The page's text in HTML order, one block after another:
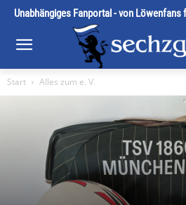
Unabhängiges Fanportal - von
Start Alles zum e. V.